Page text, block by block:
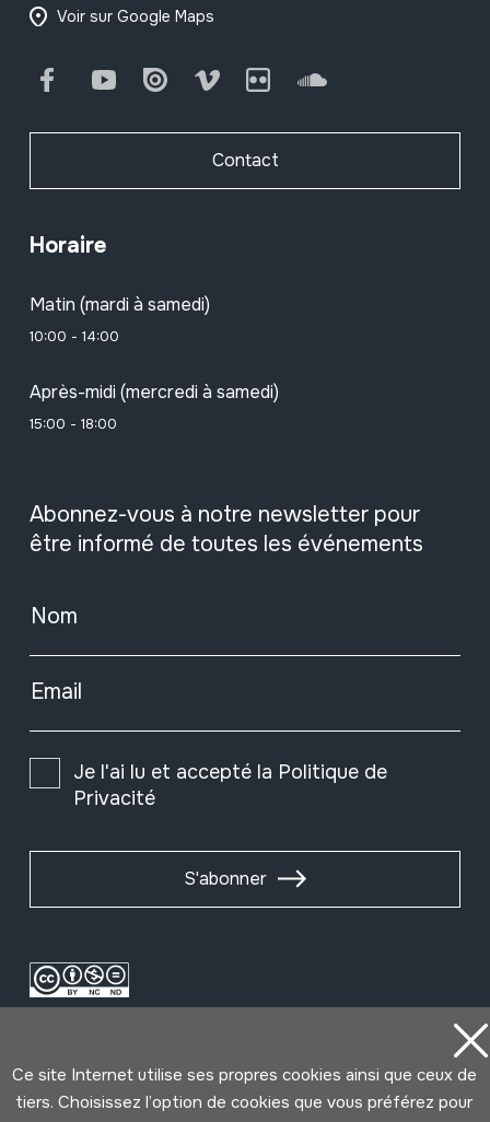
Voir sur Google Maps
FacebookYoutube Issuu Vimeo Flickr SoundCloud
Contact
Horaire
Matin (mardi à samedi)
10:00 - 14:00
Après-midi (mercredi à samedi)
15:00 - 18:00
Abonnez-vous à notre newsletter pour
être informé de toutes les événements
Nom
Email
Je l'ai lu et accepté la Politique de
Privacité
S'abonner
Ce site Internet utilise ses propres cookies ainsi que ceux de
tiers. Choisissez l’option de cookies que vous préférez pour